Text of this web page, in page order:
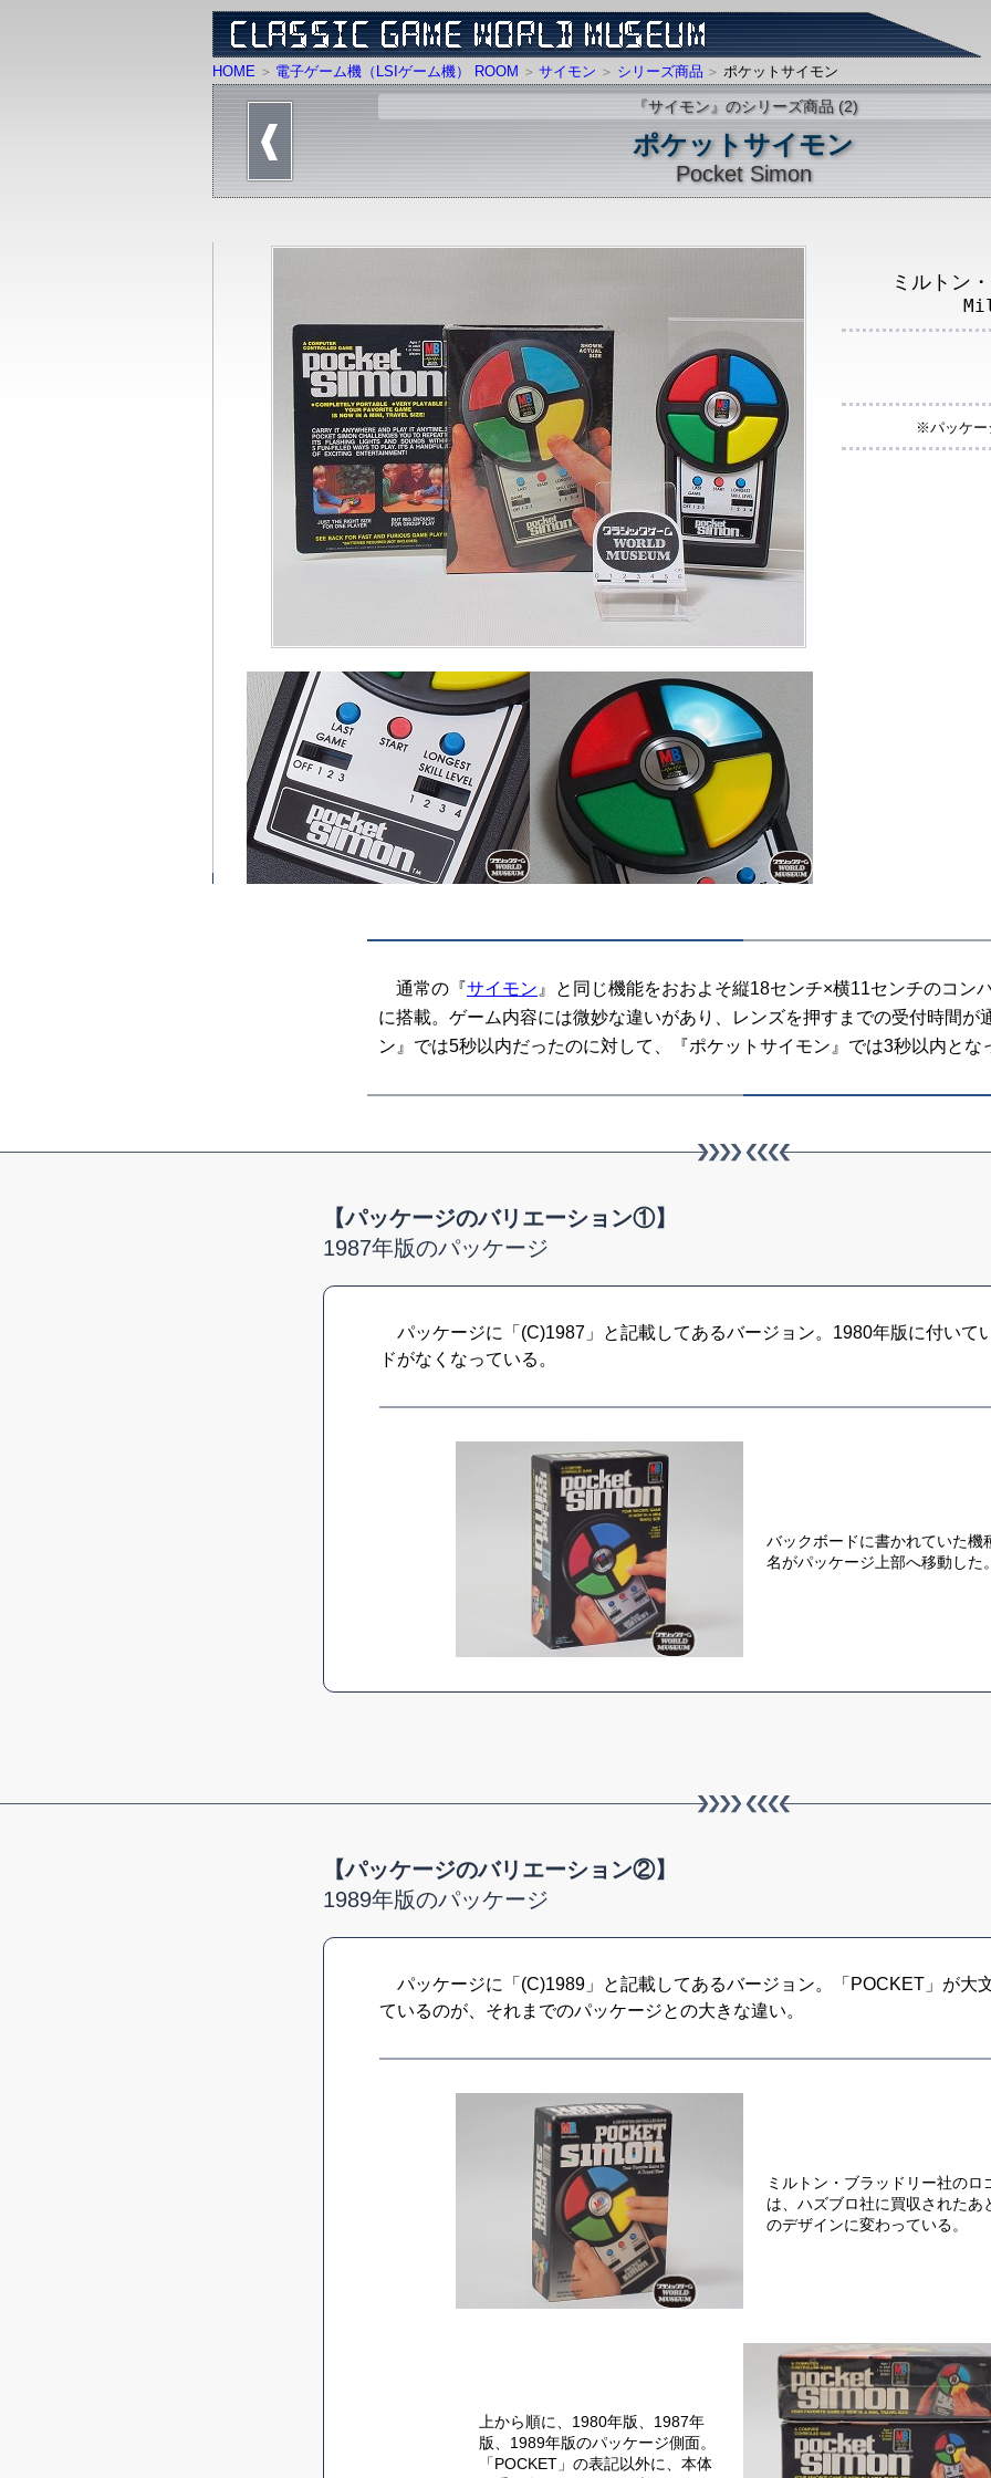
HOME 電子ゲーム機（LSIゲーム機） ROOM サイモン シリーズ商品 ポケットサイモン
『サイモン』のシリーズ商品 (2)
ポケットサイモン
Pocket Simon
ミルトン
※パッケー
通常の『サイモン 』と同じ機能をおおよそ縦18センチ×横11センチのコン
に搭載。ゲーム内容には微妙な違いがあり、レンズを押すまでの受付時間が
ン』では5秒以内だったのに対して、『ポケットサイモン』では3秒以内とな
【パッケージのバリエーション①】
1987年版のパッケージ
パッケージに「(C)1987」と記載してあるバージョン。1980年版に付いて
ドがなくなっている。
バックボードに書かれていた機
名がパッケージ上部へ移動した
【パッケージのバリエーション②】
1989年版のパッケージ
パッケージに「(C)1989」と記載してあるバージョン。「POCKET」が大
ているのが、それまでのパッケージとの大きな違い。
ミルトン・ブラッドリー社のロ
は、ハズブロ社に買収されたあ
のデザインに変わっている。
上から順に、1980年版、1987年
版、1989年版のパッケージ側面。
「POCKET」の表記以外に、本体